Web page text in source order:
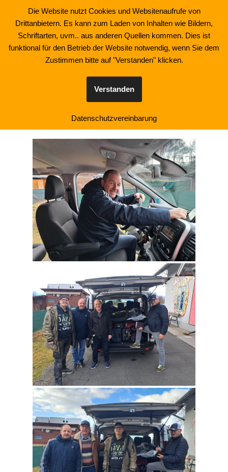
Zum
Inhalt
springen
Besuch Bamberg 2025
Die Website nutzt Cookies und Websitenaufrufe von
Drittanbietern. Es kann zum Laden von Inhalten wie Bildern,
Schriftarten, uvm.. aus anderen Quellen kommen. Dies ist
funktional für den Betrieb der Website notwendig, wenn Sie dem
Zustimmen bitte auf "Verstanden" klicken.
Verstanden
Datenschutzvereinbarung